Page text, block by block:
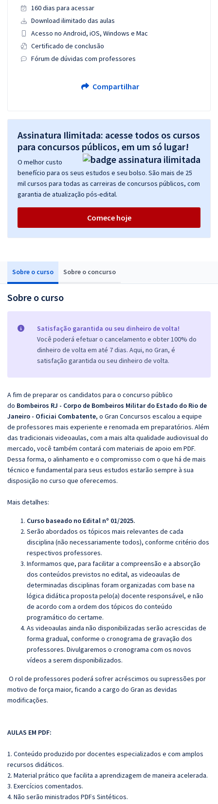
Sobre o curso Sobre o concurso
Sobre o curso
Satisfação garantida ou seu dinheiro de volta!
Você poderá efetuar o cancelamento e obter 100% do
dinheiro de volta em até 7 dias. Aqui, no Gran, é
satisfação garantida ou seu dinheiro de volta.
A fim de preparar os candidatos para o concurso público
do Bombeiros RJ - Corpo de Bombeiros Militar do Estado do Rio de
Janeiro - Oficiai Combatente, o Gran Concursos escalou a equipe
de professores mais experiente e renomada em preparatórios. Além
das tradicionais videoaulas, com a mais alta qualidade audiovisual do
mercado, você também contará com materiais de apoio em PDF.
Dessa forma, o alinhamento e o compromisso com o que há de mais
técnico e fundamental para seus estudos estarão sempre à sua
disposição no curso que oferecemos.
Mais detalhes:
Curso baseado no Edital nº 01/2025.
Serão abordados os tópicos mais relevantes de cada
disciplina (não necessariamente todos), conforme critério dos
respectivos professores.
Informamos que, para facilitar a compreensão e a absorção
dos conteúdos previstos no edital, as videoaulas de
determinadas disciplinas foram organizadas com base na
lógica didática proposta pelo(a) docente responsável, e não
de acordo com a ordem dos tópicos do conteúdo
programático do certame.
As videoaulas ainda não disponibilizadas serão acrescidas de
forma gradual, conforme o cronograma de gravação dos
professores. Divulgaremos o cronograma com os novos
vídeos a serem disponibilizados.
O rol de professores poderá sofrer acréscimos ou supressões por
motivo de força maior, ficando a cargo do Gran as devidas
modificações.
AULAS EM PDF:
1. Conteúdo produzido por docentes especializados e com amplos
recursos didáticos.
2. Material prático que facilita a aprendizagem de maneira acelerada.
3. Exercícios comentados.
4. Não serão ministrados PDFs Sintéticos.
160 dias para acessar
Download ilimitado das aulas
Acesso no Android, iOS, Windows e Mac
Certificado de conclusão
Fórum de dúvidas com professores
Compartilhar
Assinatura Ilimitada: acesse todos os cursos
para concursos públicos, em um só lugar!
O melhor custo
benefício para os seus estudos e seu bolso. São mais de 25
mil cursos para todas as carreiras de concursos públicos, com
garantia de atualização pós-edital.
Comece hoje